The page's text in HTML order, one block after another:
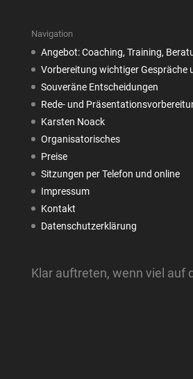
Navigation
Angebot: Coaching, Training,
Vorbereitung wichtiger Gespräche
Souveräne Entscheidungen
Rede- und
Karsten Noack
Organisatorisches
Preise
Sitzungen per Telefon und online
Impressum
Kontakt
Datenschutzerklärung
Klar auftreten, wenn viel auf